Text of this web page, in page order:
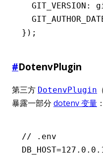
  GIT_VERSION
:
});
#DotenvPlugin
第三方 DotenvPlugin
暴露一部分 dotenv 变量 ：
// .env
DB_HOST=127.0 .